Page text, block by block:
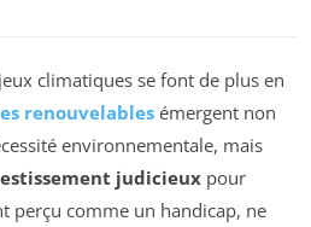
climatiques se font de plus en
renouvelables émergent non
environnementale, mais
judicieux pour
perçu comme un handicap, ne